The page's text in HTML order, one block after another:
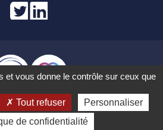
et vous donne le contrôle sur ceux que
Tout refuser
Personnaliser
de confidentialité
Mentions légales
2024 créé par